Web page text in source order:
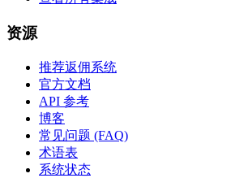
资源
推荐返佣系统
官方文档
API 参考
博客
常见问题 (FAQ)
术语表
系统状态